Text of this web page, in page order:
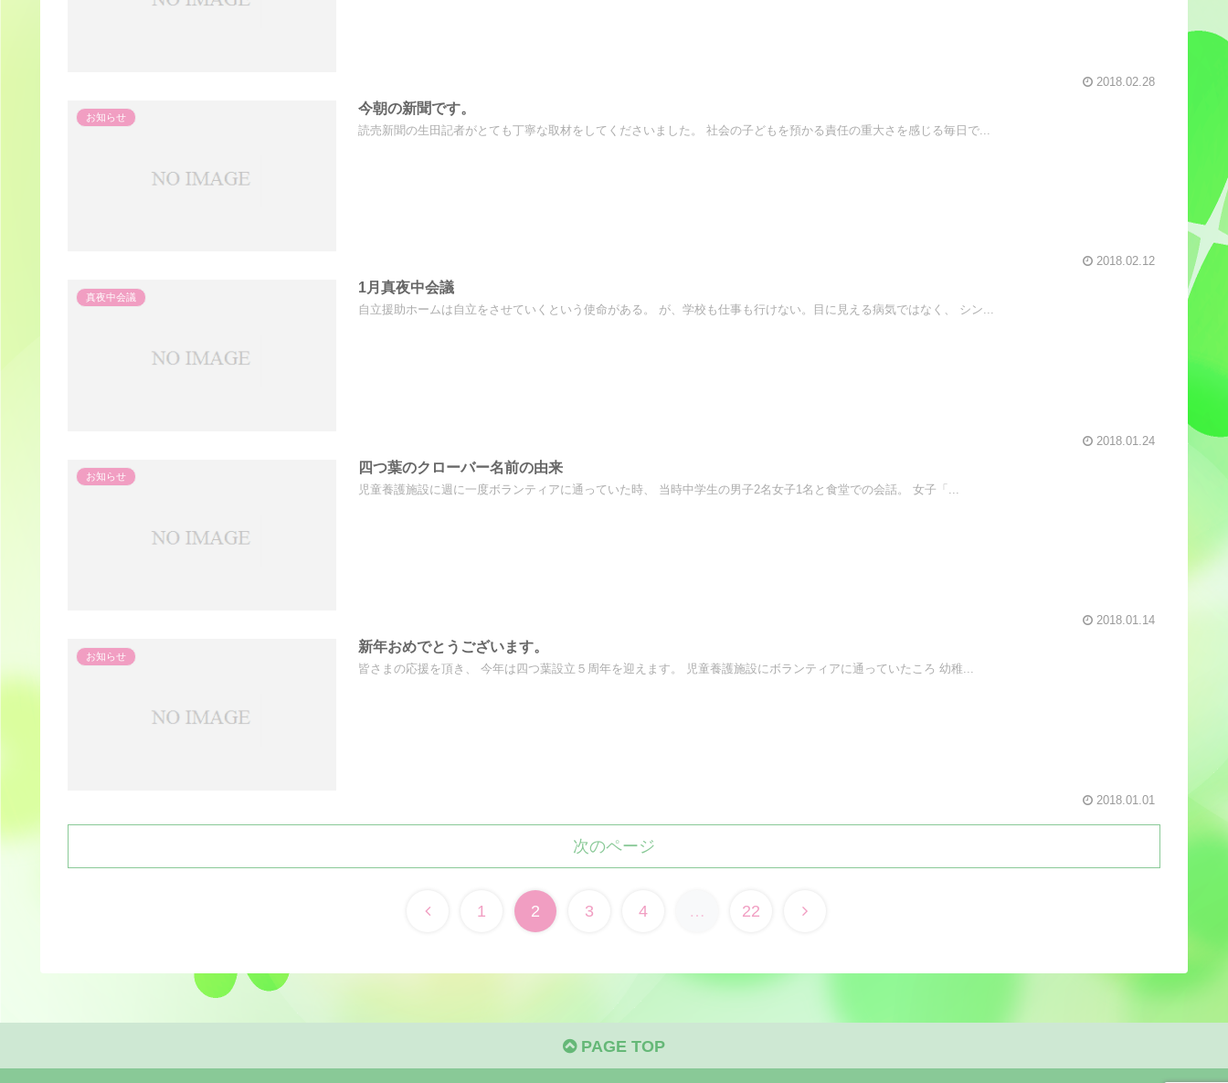
2018.02.28
お知らせ
今朝の新聞です。
読売新聞の生田記者がとても丁寧な取材をしてくださいました。 社会の子どもを預かる責任の重大さを感じる毎日で...
2018.02.12
真夜中会議
1月真夜中会議
自立援助ホームは自立をさせていくという使命がある。 が、学校も仕事も行けない。目に見える病気ではなく、 シン...
2018.01.24
お知らせ
四つ葉のクローバー名前の由来
児童養護施設に週に一度ボランティアに通っていた時、 当時中学生の男子2名女子1名と食堂での会話。 女子「...
2018.01.14
お知らせ
新年おめでとうございます。
皆さまの応援を頂き、 今年は四つ葉設立５周年を迎えます。 児童養護施設にボランティアに通っていたころ 幼稚...
2018.01.01
次のページ
1 2 3 4 … 22
PAGE TOP